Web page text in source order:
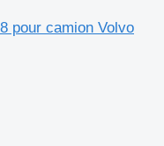
pour camion Volvo